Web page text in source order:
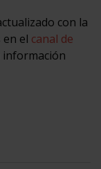
con la
el canal de